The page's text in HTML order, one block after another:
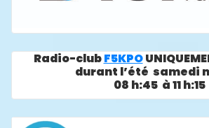
Radio-clubF5KPO
durant l’été samedi
08 h:45 à 11 h:15